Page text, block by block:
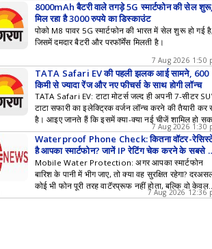
8000mAh बैटरी वाले तगड़े 5G स्मार्टफोन की सेल शुरू,
मिल रहा है 3000 रुपये का डिस्काउंट
पोको M8 पावर 5G स्मार्टफोन की भारत में सेल शुरू हो गई है,
जिसमें दमदार बैटरी और परफॉर्मेंस मिलती है।
7 Aug 2026 1:50
TATA Safari EV की पहली झलक आई सामने, 600
किमी से ज्यादा रेंज और नए फीचर्स के साथ होगी लॉन्च
TATA Safari EV: टाटा मोटर्स जल्द ही अपनी 7-सीटर
टाटा सफारी का इलेक्ट्रिक वर्जन लॉन्च करने की तैयारी कर
है। आइए जानते हैं कि इसमें क्या-क्या नई चीजें शामिल हो
हैं।
7 Aug 2026 1:30
Waterproof Phone Check: कितना वॉटर-
है आपका स्मार्टफोन? जानें IP रेटिंग चेक करने के सबसे
सान तरीके
Mobile Water Protection: अगर आपका स्मार्टफोन
बारिश के पानी में भीग जाए, तो क्या वह सुरक्षित रहेगा?
कोई भी फोन पूरी तरह वाटॅरप्रूफ नहीं होता, बल्कि वो केवल
वॉटर रेसिस्टेंट होते हैं।
7 Aug 2026 12:36